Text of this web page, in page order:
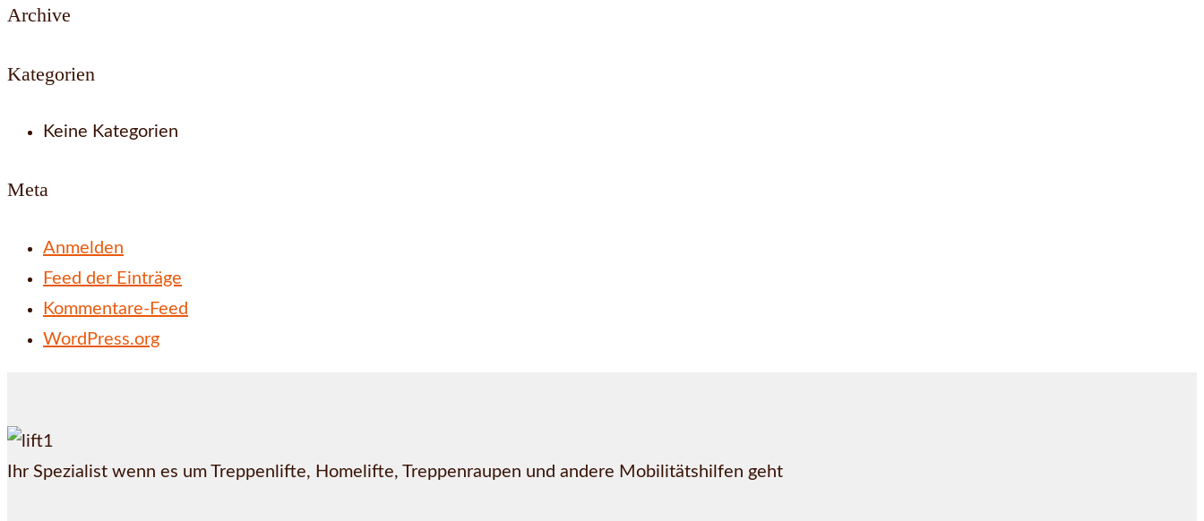
Archive
Kategorien
Keine Kategorien
Meta
Anmelden
Feed der Einträge
Kommentare-Feed
WordPress.org
Ihr Spezialist wenn es um Treppenlifte, Homelifte, Treppenraupen und andere Mobilitätshilfen geht